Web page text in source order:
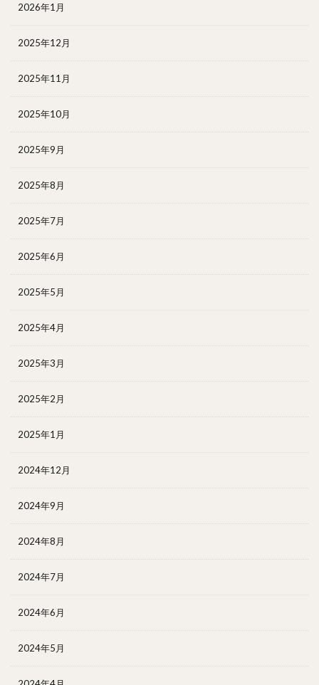
2026年1月
2025年12月
2025年11月
2025年10月
2025年9月
2025年8月
2025年7月
2025年6月
2025年5月
2025年4月
2025年3月
2025年2月
2025年1月
2024年12月
2024年9月
2024年8月
2024年7月
2024年6月
2024年5月